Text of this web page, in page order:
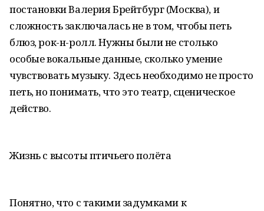
постановки Валерия Брейтбург (Москва), и
сложность заключалась не в том, чтобы петь
блюз, рок-н-ролл. Нужны были не столько
особые вокальные данные, сколько умение
чувствовать музыку. Здесь необходимо не просто
петь, но понимать, что это театр, сценическое
действо.
Жизнь с высоты птичьего полёта
Понятно, что с такими задумками к